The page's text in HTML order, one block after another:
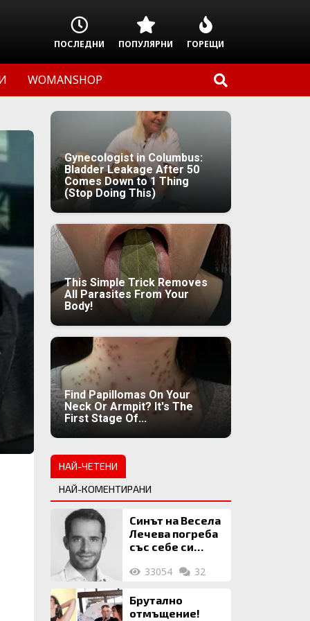
ПОСЛЕДНИ ПОПУЛЯРНИ ГОРЕЩИ
WOMANSHOP
Gynecologist in Columbus:
Bladder Leakage After 50
Comes Down to 1 Thing
(Stop Doing This)
This Simple Trick Removes
All Parasites From Your
Body!
Find Papillomas On Your
Neck Or Armpit? It's The
First Stage Of...
НАЙ-ЧЕТЕНИ
НАЙ-КОМЕНТИРАНИ
Синът на Весела
Лечева погреба
със себе си
млн. евро
33054 32
Брутално
отмъщение!